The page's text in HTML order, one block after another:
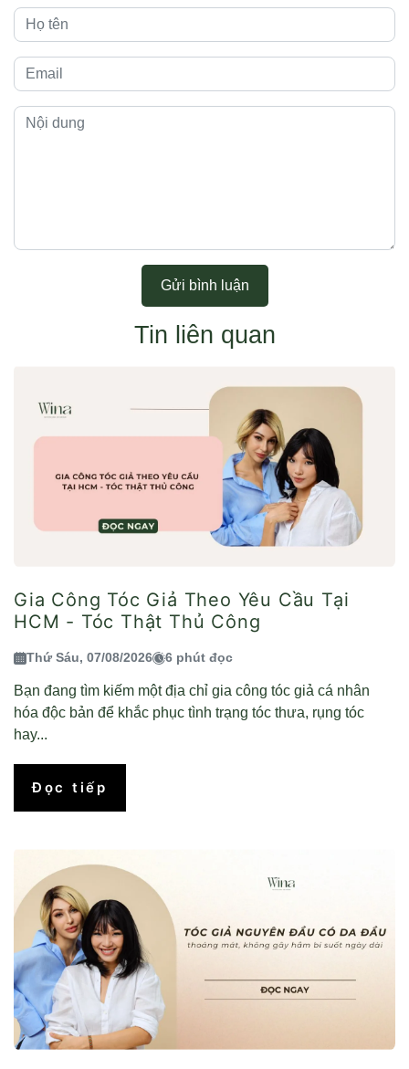
Gửi bình luận
Tin liên quan
Gia Công Tóc Giả Theo Yêu Cầu Tại
HCM - Tóc Thật Thủ Công
Thứ Sáu, 07/08/2026 6 phút đọc
Bạn đang tìm kiếm một địa chỉ gia công tóc giả cá nhân
hóa độc bản để khắc phục tình trạng tóc thưa, rụng tóc
hay...
Đọc tiếp